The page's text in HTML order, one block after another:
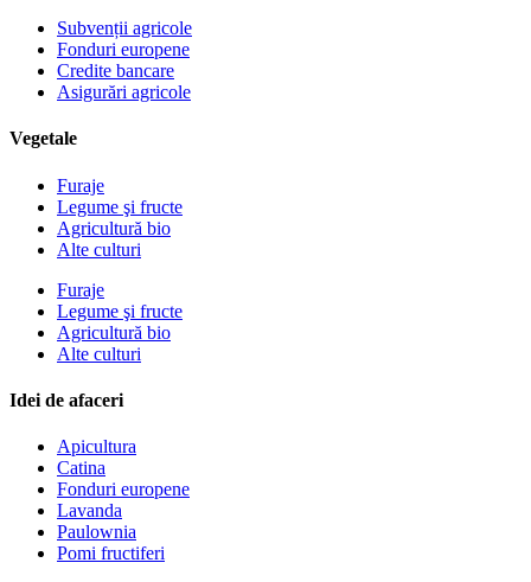
Subvenții agricole
Fonduri europene
Credite bancare
Asigurări agricole
Vegetale
Furaje
Legume şi fructe
Agricultură bio
Alte culturi
Furaje
Legume şi fructe
Agricultură bio
Alte culturi
Idei de afaceri
Apicultura
Catina
Fonduri europene
Lavanda
Paulownia
Pomi fructiferi